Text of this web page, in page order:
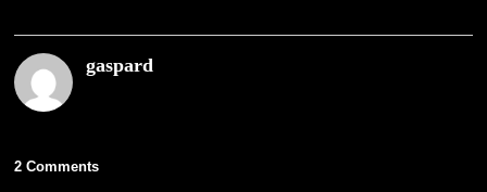
gaspard
2 Comments